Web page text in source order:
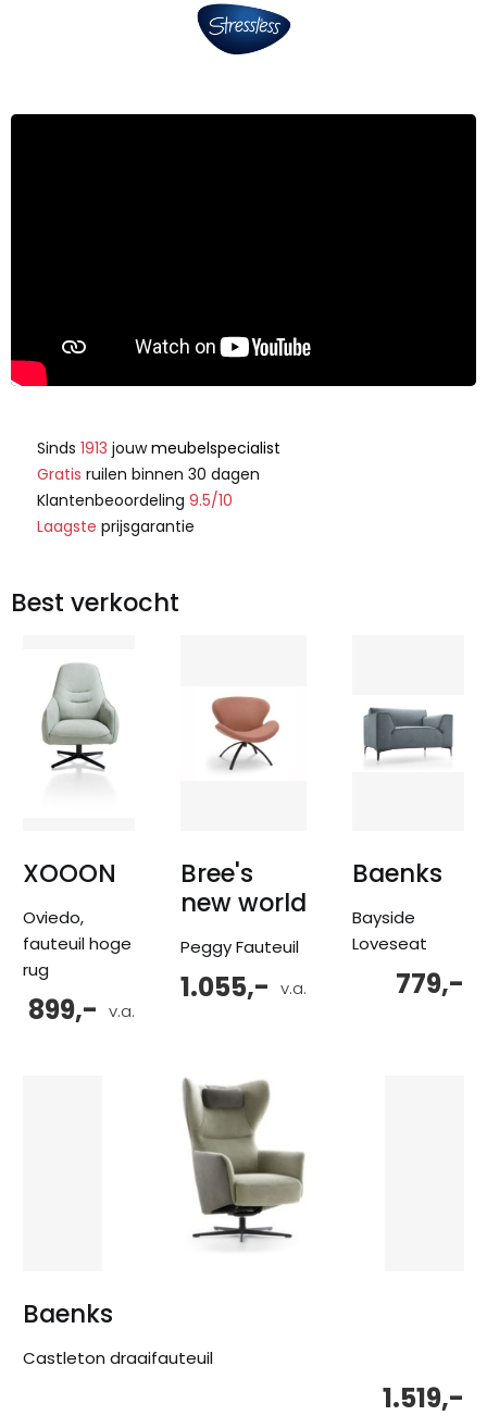
Sinds 1913 jouwmeubelspecialist
Gratis ruilen binnen 30 dagen
Klantenbeoordeling 9.5/10
Laagste prijsgarantie
Best verkocht
XOOON
Oviedo,
fauteuil hoge
rug
v.a.
899,-
Bree's
new world
Peggy Fauteuil
v.a.
1.055,-
Baenks
Bayside
Loveseat
779,-
Baenks
Castleton draaifauteuil
1.519,-